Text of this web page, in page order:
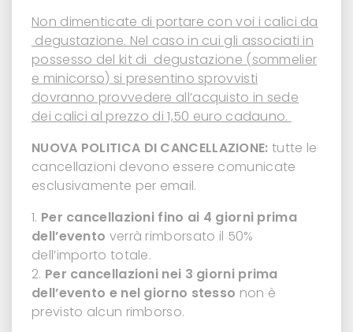
Non dimenticate di portare con voi i calici da
degustazione. Nel caso in cui gli associati in
possesso del kit di degustazione (sommelier
e minicorso) si presentino sprovvisti
dovranno provvedere all’acquisto in sede
dei calici al prezzo di 1,50 euro cadauno.
NUOVA POLITICA DI CANCELLAZIONE: tutte le
cancellazioni devono essere comunicate
esclusivamente per email.
Per cancellazioni fino ai 4 giorni prima
dell’evento verrà rimborsato il 50%
dell’importo totale.
Per cancellazioni nei 3 giorni prima
dell’evento e nel giorno stesso non è
previsto alcun rimborso.